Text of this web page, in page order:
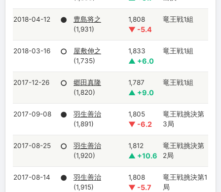
2018-04-12 ●
豊島将之
(1,931)
1,808
▼ -5.4
竜王戦1組
2018-03-16 ○
屋敷伸之
(1,735)
1,833
▲ +6.0
竜王戦1組
2017-12-26 ○
郷田真隆
(1,820)
1,787
▲ +9.0
竜王戦1組
2017-09-08 ●
羽生善治
(1,891)
1,805
▼ -6.2
竜王戦挑決第
3局
2017-08-25 ○
羽生善治
(1,920)
1,812
▲ +10.6
竜王戦挑決第
2局
2017-08-14 ●
羽生善治
(1,915)
1,808
▼ -5.7
竜王戦挑決第1
局